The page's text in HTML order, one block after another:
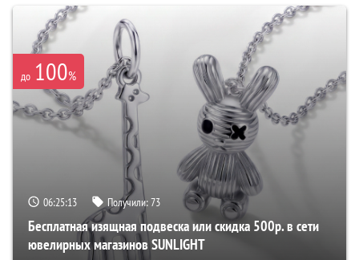
до 100%
06:25:12 Получили:73
Бесплатная изящная подвеска или скидка 500р. в сети
ювелирных магазинов SUNLIGHT